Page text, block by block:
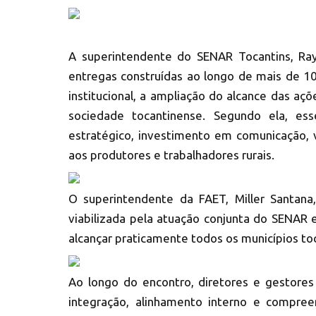
A superintendente do SENAR Tocantins,
entregas construídas ao longo de mais de
institucional, a ampliação do alcance das
sociedade tocantinense. Segundo ela,
estratégico, investimento em
aos produtores e trabalhadores rurais.
O superintendente da FAET, Miller
viabilizada pela atuação conjunta do
alcançar praticamente todos os municípios
Ao longo do encontro, diretores e
integração, alinhamento interno e